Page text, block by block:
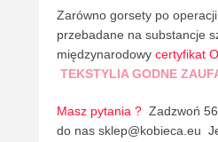
Zarówno gorsety po
przebadane na substancje
międzynarodowy certyfikat
TEKSTYLIA GODNE
Masz pytania ? Zadzwoń
do nas sklep@kobieca.eu